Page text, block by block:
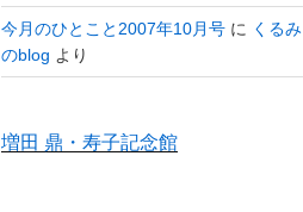
今月のひとこと2007年10月号に くるみ
のblog より
増田 鼎・寿子記念館